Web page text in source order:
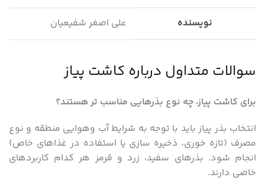
نویسنده علی اصغر شفیعیان
سوالات متداول درباره کاشت پیاز
برای کاشت پیاز، چه نوع بذرهایی مناسب تر هستند؟
انتخاب بذر پیاز باید با توجه به شرایط آب وهوایی منطقه و نوع
مصرف (تازه خوری، ذخیره سازی یا استفاده در غذاهای خاص)
انجام شود. بذرهای سفید، زرد و قرمز هر کدام کاربردهای
خاصی دارند.